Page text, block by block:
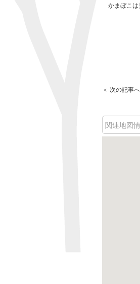
かまぼこは
＜ 次の記事へ
関連地図